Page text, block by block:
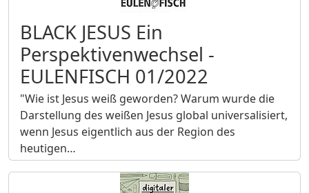
BLACK JESUS Ein
Perspektivenwechsel -
EULENFISCH 01/2022
"Wie ist Jesus weiß geworden? Warum wurde die
Darstellung des weißen Jesus global universalisiert,
wenn Jesus eigentlich aus der Region des
heutigen…